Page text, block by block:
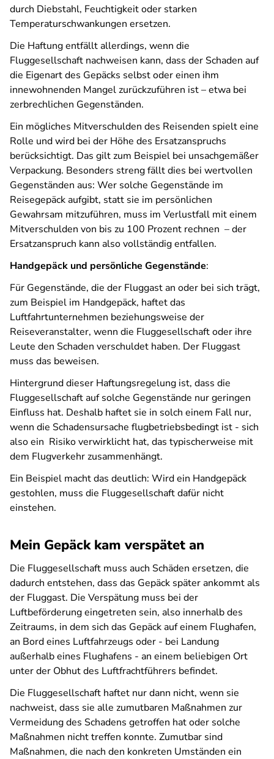
durch Diebstahl, Feuchtigkeit oder starken
Temperaturschwankungen ersetzen.
Die Haftung entfällt allerdings, wenn die
Fluggesellschaft nachweisen kann, dass der Schaden auf
die Eigenart des Gepäcks selbst oder einen ihm
innewohnenden Mangel zurückzuführen ist – etwa bei
zerbrechlichen Gegenständen.
Ein mögliches Mitverschulden des Reisenden spielt eine
Rolle und wird bei der Höhe des Ersatzanspruchs
berücksichtigt. Das gilt zum Beispiel bei unsachgemäßer
Verpackung. Besonders streng fällt dies bei wertvollen
Gegenständen aus: Wer solche Gegenstände im
Reisegepäck aufgibt, statt sie im persönlichen
Gewahrsam mitzuführen, muss im Verlustfall mit einem
Mitverschulden von bis zu 100 Prozent rechnen – der
Ersatzanspruch kann also vollständig entfallen.
Handgepäck und persönliche Gegenstände:
Für Gegenstände, die der Fluggast an oder bei sich trägt,
zum Beispiel im Handgepäck, haftet das
Luftfahrtunternehmen beziehungsweise der
Reiseveranstalter, wenn die Fluggesellschaft oder ihre
Leute den Schaden verschuldet haben. Der Fluggast
muss das beweisen.
Hintergrund dieser Haftungsregelung ist, dass die
Fluggesellschaft auf solche Gegenstände nur geringen
Einfluss hat. Deshalb haftet sie in solch einem Fall nur,
wenn die Schadensursache flugbetriebsbedingt ist - sich
also ein Risiko verwirklicht hat, das typischerweise mit
dem Flugverkehr zusammenhängt.
Ein Beispiel macht das deutlich: Wird ein Handgepäck
gestohlen, muss die Fluggesellschaft dafür nicht
einstehen.
Mein Gepäck kam verspätet an
Die Fluggesellschaft muss auch Schäden ersetzen, die
dadurch entstehen, dass das Gepäck später ankommt als
der Fluggast. Die Verspätung muss bei der
Luftbeförderung eingetreten sein, also innerhalb des
Zeitraums, in dem sich das Gepäck auf einem Flughafen,
an Bord eines Luftfahrzeugs oder - bei Landung
außerhalb eines Flughafens - an einem beliebigen Ort
unter der Obhut des Luftfrachtführers befindet.
Die Fluggesellschaft haftet nur dann nicht, wenn sie
nachweist, dass sie alle zumutbaren Maßnahmen zur
Vermeidung des Schadens getroffen hat oder solche
Maßnahmen nicht treffen konnte. Zumutbar sind
Maßnahmen, die nach den konkreten Umständen ein